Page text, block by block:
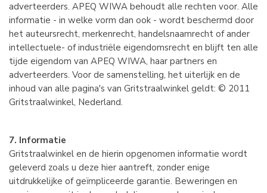
adverteerders. APEQ WIWA behoudt alle rechten voor. Alle
informatie - in welke vorm dan ook - wordt beschermd door
het auteursrecht, merkenrecht, handelsnaamrecht of ander
intellectuele- of industriële eigendomsrecht en blijft ten alle
tijde eigendom van APEQ WIWA, haar partners en
adverteerders. Voor de samenstelling, het uiterlijk en de
inhoud van alle pagina's van Gritstraalwinkel geldt: © 2011
Gritstraalwinkel, Nederland.
7. Informatie
Gritstraalwinkel en de hierin opgenomen informatie wordt
geleverd zoals u deze hier aantreft, zonder enige
uitdrukkelijke of geïmpliceerde garantie. Beweringen en